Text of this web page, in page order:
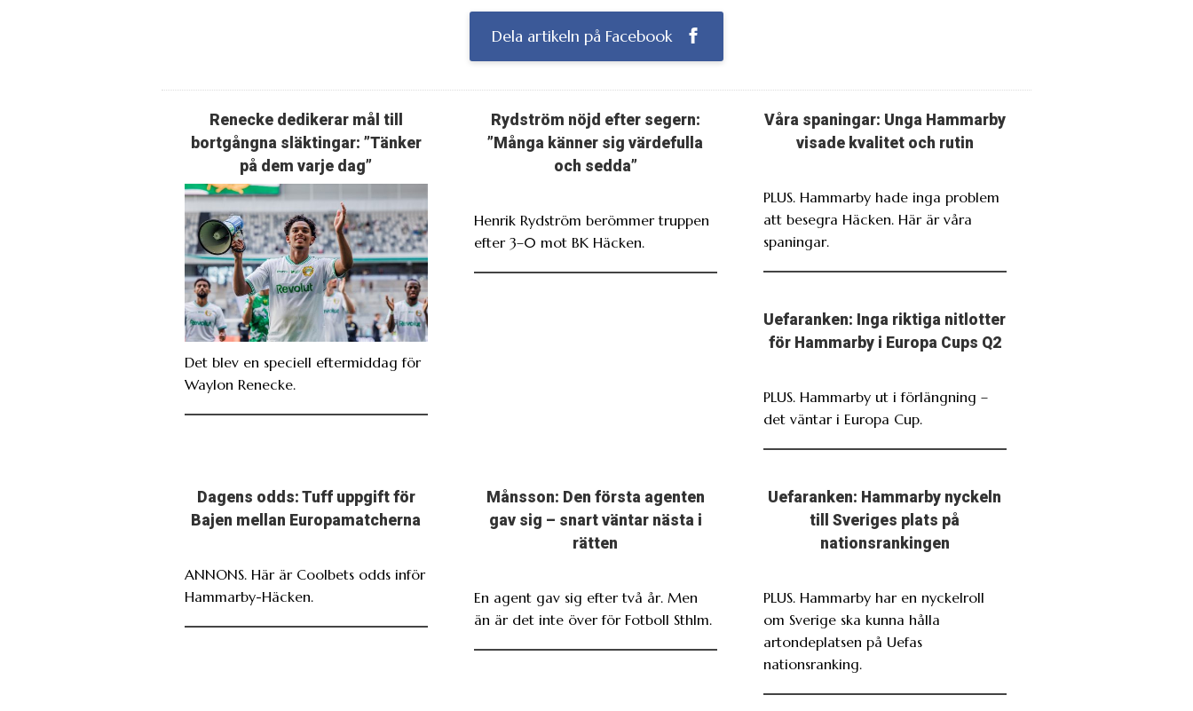
Dela artikeln på Facebook
Renecke dedikerar mål till
bortgångna släktingar: ”Tänker
på dem varje dag”
Det blev en speciell eftermiddag för
Waylon Renecke.
Rydström nöjd efter segern:
”Många känner sig värdefulla
och sedda”
Henrik Rydström berömmer truppen
efter 3–0 mot BK Häcken.
Våra spaningar: Unga Hammarby
visade kvalitet och rutin
PLUS. Hammarby hade inga problem
att besegra Häcken. Här är våra
spaningar.
Uefaranken: Inga riktiga nitlotter
för Hammarby i Europa Cups Q2
PLUS. Hammarby ut i förlängning –
det väntar i Europa Cup.
Dagens odds: Tuff uppgift för
Bajen mellan Europamatcherna
ANNONS. Här är Coolbets odds inför
Hammarby-Häcken.
Månsson: Den första agenten
gav sig – snart väntar nästa i
rätten
En agent gav sig efter två år. Men
än är det inte över för Fotboll Sthlm.
Uefaranken: Hammarby nyckeln
till Sveriges plats på
nationsrankingen
PLUS. Hammarby har en nyckelroll
om Sverige ska kunna hålla
artondeplatsen på Uefas
nationsranking.